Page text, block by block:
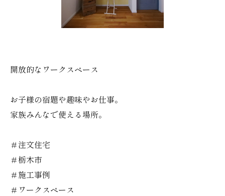
開放的なワークスペース
お子様の宿題や趣味やお仕事。
家族みんなで使える場所。
＃注文住宅
＃栃木市
＃施工事例
＃ワークスペース